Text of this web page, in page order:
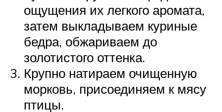
ощущения их легкого аромата,
затем выкладываем куриные
бедра, обжариваем до
золотистого оттенка.
Крупно натираем очищенную
морковь, присоединяем к мясу
птицы.